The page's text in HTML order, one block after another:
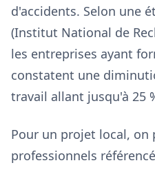
d'accidents. Selon une
(Institut National de
les entreprises ayant
constatent une
travail allant jusqu'à 25
Pour un projet local, on
professionnels